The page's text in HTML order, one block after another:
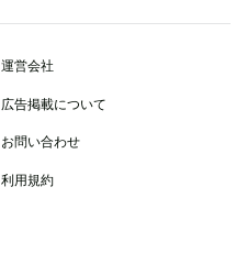
運営会社
広告掲載について
お問い合わせ
利用規約